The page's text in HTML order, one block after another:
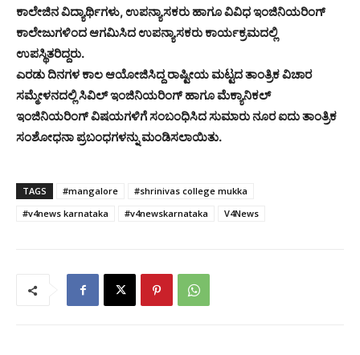
ಕಾಲೇಜಿನ ವಿದ್ಯಾರ್ಥಿಗಳು, ಉಪನ್ಯಾಸಕರು ಹಾಗೂ ವಿವಿಧ ಇಂಜಿನಿಯರಿಂಗ್
ಕಾಲೇಜುಗಳಿಂದ ಆಗಮಿಸಿದ ಉಪನ್ಯಾಸಕರು ಕಾರ್ಯಕ್ರಮದಲ್ಲಿ
ಉಪಸ್ಥಿತರಿದ್ದರು.
ಎರಡು ದಿನಗಳ ಕಾಲ ಆಯೋಜಿಸಿದ್ದ ರಾಷ್ಟೀಯ ಮಟ್ಟದ ತಾಂತ್ರಿಕ ವಿಚಾರ
ಸಮ್ಮೇಳನದಲ್ಲಿ ಸಿವಿಲ್ ಇಂಜಿನಿಯರಿಂಗ್ ಹಾಗೂ ಮೆಕ್ಯಾನಿಕಲ್
ಇಂಜಿನಿಯರಿಂಗ್ ವಿಷಯಗಳಿಗೆ ಸಂಬಂಧಿಸಿದ ಸುಮಾರು ನೂರ ಐದು ತಾಂತ್ರಿಕ
ಸಂಶೋಧನಾ ಪ್ರಬಂಧಗಳನ್ನು ಮಂಡಿಸಲಾಯಿತು.
TAGS #mangalore
#shrinivas college mukka
#v4news karnataka
#v4newskarnataka V4News